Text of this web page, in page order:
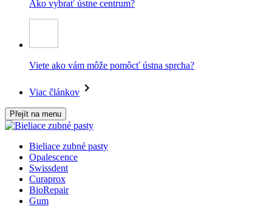
Ako vybrať ústne centrum?
Viete ako vám môže pomôcť ústna sprcha?
Viac článkov
Přejít na menu
Bieliace zubné pasty
Opalescence
Swissdent
Curaprox
BioRepair
Gum